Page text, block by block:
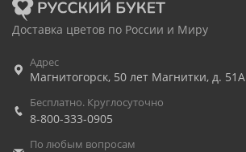
Доставка цветов по России и Миру
Адрес
Магнитогорск, 50 лет Магнитки, д. 51А
Бесплатно. Круглосуточно
8-800-333-0905
По любым вопросам